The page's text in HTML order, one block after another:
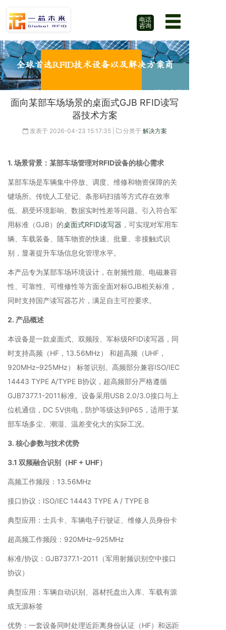
电话
咨询
请输入段落文字
全球首选RFID技术设备以及解决方案商
面向某部车场场景的桌面式GJB RFID读写
器技术方案
发表于 2026-04-23 15:17:35 分类于 解决方案
1. 场景背景：某部车场管理对RFID设备的核心需求
某部车场是车辆集中停放、调度、维修和物资保障的关
键场所。传统人工登记、条形码扫描等方式存在效率
低、易受环境影响、数据实时性差等问题。引入符合军
用标准（GJB）的桌面式RFID读写器 ，可实现对军用车
辆、车载装备、随车物资的快速、批量、非接触式识
别，显著提升车场信息化管理水平。
本产品专为某部车场环境设计，在射频性能、电磁兼容
性、可靠性、可维修性等方面全面对标GJB相关标准，
同时支持国产读写器芯片，满足自主可控要求。
2. 产品概述
本设备是一款桌面式、双频段、军标级RFID读写器，同
时支持高频（HF，13.56MHz） 和超高频（UHF，
920MHz–925MHz） 标签识别。高频部分兼容ISO/IEC
14443 TYPE A/TYPE B协议，超高频部分严格遵循
GJB7377.1-2011标准。设备采用USB 2.0/3.0接口与上
位机通信，DC 5V供电，防护等级达到IP65，适用于某
部车场多尘、潮湿、温差变化大的实际工况。
3. 核心参数与技术优势
3.1 双频融合识别（HF + UHF）
高频工作频段：13.56MHz
接口协议：ISO/IEC 14443 TYPE A / TYPE B
典型应用：士兵卡、车辆电子行驶证、维修人员身份卡
超高频工作频段：920MHz–925MHz
标准/协议：GJB7377.1-2011（军用射频识别空中接口
协议）
典型应用：车辆自动识别、器材托盘出入库、车载有源
或无源标签
优势：一套设备同时处理近距离身份认证（HF）和远距